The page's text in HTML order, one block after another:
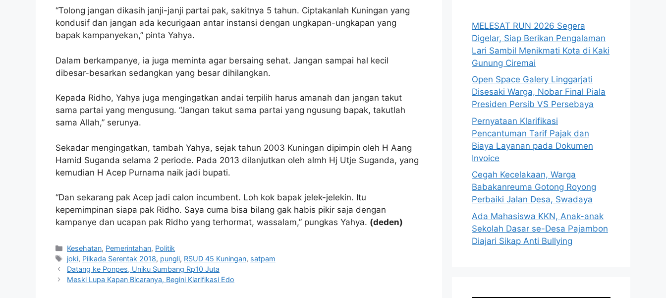
“Tolong jangan dikasih janji-janji partai pak, sakitnya 5 tahun. Ciptakanlah Kuningan yang
kondusif dan jangan ada kecurigaan antar instansi dengan ungkapan-ungkapan yang
bapak kampanyekan,” pinta Yahya.
Dalam berkampanye, ia juga meminta agar bersaing sehat. Jangan sampai hal kecil
dibesar-besarkan sedangkan yang besar dihilangkan.
Kepada Ridho, Yahya juga mengingatkan andai terpilih harus amanah dan jangan takut
sama partai yang mengusung. “Jangan takut sama partai yang ngusung bapak, takutlah
sama Allah,” serunya.
Sekadar mengingatkan, tambah Yahya, sejak tahun 2003 Kuningan dipimpin oleh H Aang
Hamid Suganda selama 2 periode. Pada 2013 dilanjutkan oleh almh Hj Utje Suganda, yang
kemudian H Acep Purnama naik jadi bupati.
“Dan sekarang pak Acep jadi calon incumbent. Loh kok bapak jelek-jelekin. Itu
kepemimpinan siapa pak Ridho. Saya cuma bisa bilang gak habis pikir saja dengan
kampanye dan ucapan pak Ridho yang terhormat, wassalam,” pungkas Yahya. (deden)
Kategori
Kesehatan, Pemerintahan, Politik
Tag
joki, Pilkada Serentak 2018, pungli, RSUD 45 Kuningan, satpam
Datang ke Ponpes, Uniku Sumbang Rp10 Juta
Meski Lupa Kapan Bicaranya, Begini Klarifikasi Edo
MELESAT RUN 2026 Segera
Digelar, Siap Berikan Pengalaman
Lari Sambil Menikmati Kota di Kaki
Gunung Ciremai
Open Space Galery Linggarjati
Disesaki Warga, Nobar Final Piala
Presiden Persib VS Persebaya
Pernyataan Klarifikasi
Pencantuman Tarif Pajak dan
Biaya Layanan pada Dokumen
Invoice
Cegah Kecelakaan, Warga
Babakanreuma Gotong Royong
Perbaiki Jalan Desa, Swadaya
Ada Mahasiswa KKN, Anak-anak
Sekolah Dasar se-Desa Pajambon
Diajari Sikap Anti Bullying